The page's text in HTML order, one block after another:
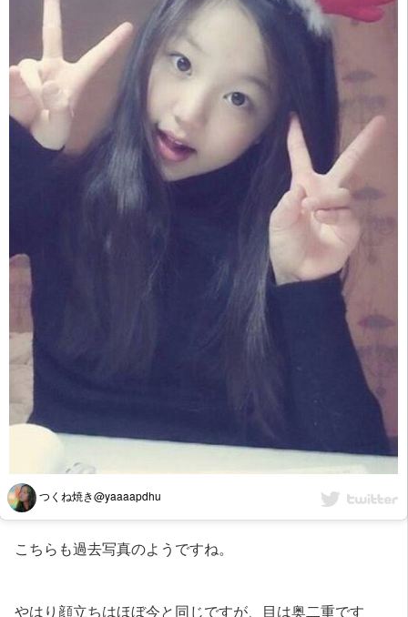
つくね焼き@yaaaapdhu
こちらも過去写真のようですね。
やはり顔立ちはほぼ今と同じですが、目は奥二重です